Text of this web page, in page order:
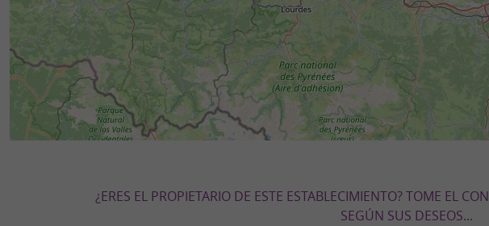
¿ERES EL PROPIETARIO DE ESTE ESTABLECIMIENTO? TOME EL
SEGÚN SUS DESEOS...